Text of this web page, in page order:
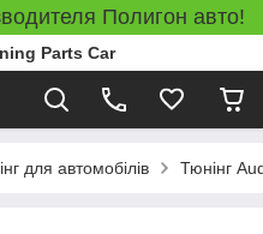
Полигон авто!
Parts Car
для автомобілів Тюнінг